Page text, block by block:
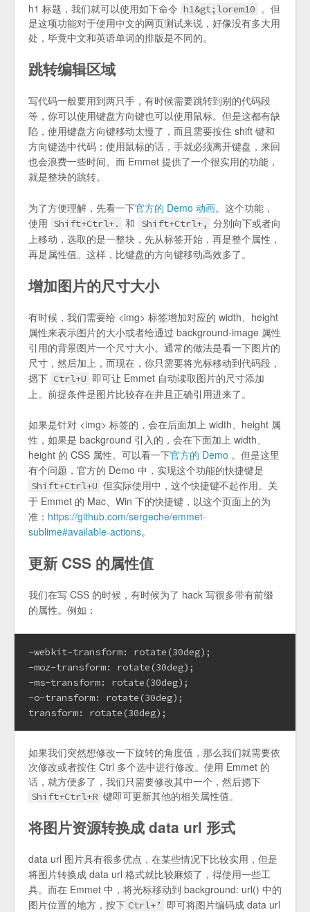
h1 标题，我们就可以使用如下命令 h1&gt;lorem10
。但
是这项功能对于使用中文的网页测试来说，好像没有多大用
处，毕竟中文和英语单词的排版是不同的。
跳转编辑区域
写代码一般要用到两只手，有时候需要跳转到别的代码段
等，你可以使用键盘方向键也可以使用鼠标。但是这都有缺
陷，使用键盘方向键移动太慢了，而且需要按住 shift 键和
方向键选中代码；使用鼠标的话，手就必须离开键盘，来回
也会浪费一些时间。而 Emmet 提供了一个很实用的功能，
就是整块的跳转。
为了方便理解，先看一下官方的 Demo 动画。这个功能，
使用 Shift+Ctrl+. 和 Shift+Ctrl+, 分别向下或者向
上移动，选取的是一整块，先从标签开始，再是整个属性，
再是属性值。这样，比键盘的方向键移动高效多了。
增加图片的尺寸大小
有时候，我们需要给 <img> 标签增加对应的 width、height
属性来表示图片的大小或者给通过 background-image 属性
引用的背景图片一个尺寸大小。通常的做法是看一下图片的
尺寸，然后加上，而现在，你只需要将光标移动到代码段，
摁下 Ctrl+U 即可让 Emmet 自动读取图片的尺寸添加
上。前提条件是图片比较存在并且正确引用进来了。
如果是针对 <img> 标签的，会在后面加上 width、height 属
性，如果是 background 引入的，会在下面加上 width、
height 的 CSS 属性。可以看一下官方的 Demo 。但是这里
有个问题，官方的 Demo 中，实现这个功能的快捷键是
Shift+Ctrl+U 但实际使用中，这个快捷键不起作用。关
于 Emmet 的 Mac、Win 下的快捷键，以这个页面上的为
准： https://github.com/sergeche/emmet-
sublime#available-actions。
更新 CSS 的属性值
我们在写 CSS 的时候，有时候为了 hack 写很多带有前缀
的属性。例如：
-webkit-transform: rotate(30deg);
-moz-transform: rotate(30deg);
-ms-transform: rotate(30deg);
-o-transform: rotate(30deg);
transform: rotate(30deg);
如果我们突然想修改一下旋转的角度值，那么我们就需要依
次修改或者按住 Ctrl 多个选中进行修改。使用 Emmet 的
话，就方便多了，我们只需要修改其中一个，然后摁下
Shift+Ctrl+R 键即可更新其他的相关属性值。
将图片资源转换成 data url 形式
data url 图片具有很多优点，在某些情况下比较实用，但是
将图片转换成 data url 格式就比较麻烦了，得使用一些工
具。而在 Emmet 中，将光标移动到 background: url() 中的
图片位置的地方，按下 Ctrl+’
即可将图片编码成 data url